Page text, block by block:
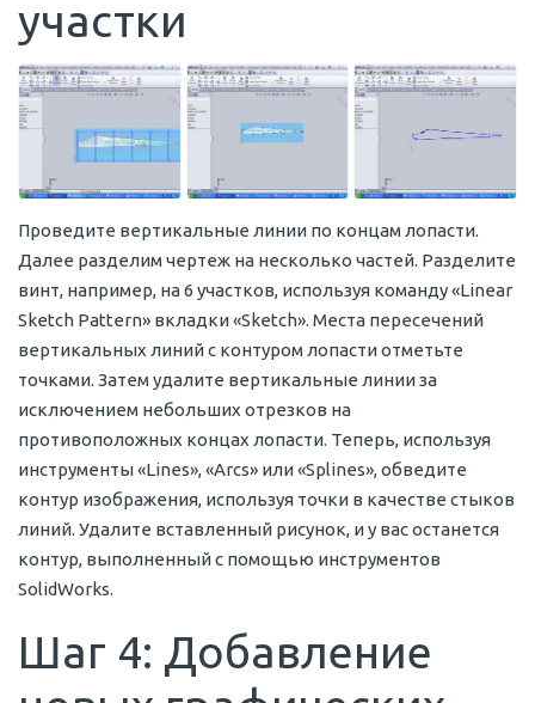
участки
Проведите вертикальные линии по концам лопасти.
Далее разделим чертеж на несколько частей. Разделите
винт, например, на 6 участков, используя команду «Linear
Sketch Pattern» вкладки «Sketch». Места пересечений
вертикальных линий с контуром лопасти отметьте
точками. Затем удалите вертикальные линии за
исключением небольших отрезков на
противоположных концах лопасти. Теперь, используя
инструменты «Lines», «Arcs» или «Splines», обведите
контур изображения, используя точки в качестве стыков
линий. Удалите вставленный рисунок, и у вас останется
контур, выполненный с помощью инструментов
SolidWorks.
Шаг 4: Добавление